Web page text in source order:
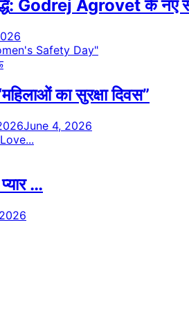
Godrej Agrovet के
का सुरक्षा दिवस”
June 4, 2026
…